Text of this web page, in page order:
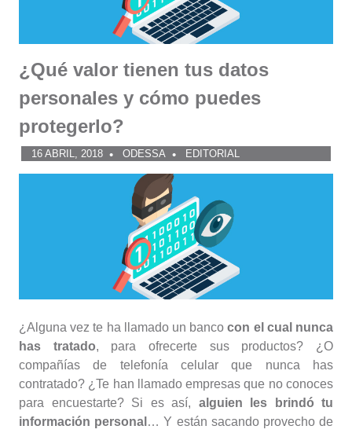
¿Qué valor tienen tus datos
personales y cómo puedes
protegerlo?
16 ABRIL, 2018 ODESSA EDITORIAL
¿Alguna vez te ha llamado un bancocon el cual nunca
has tratado, para ofrecerte sus productos? ¿O
compañías de telefonía celular que nunca has
contratado? ¿Te han llamado empresas que no conoces
para encuestarte? Si es así, alguien les brindó tu
información personal … Y están sacando provecho de